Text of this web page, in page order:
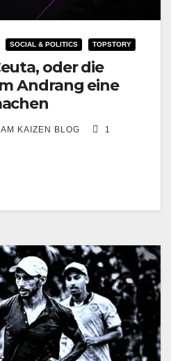
SOCIAL & POLITICS TOPSTORY
oder die
Andrang eine
KAIZEN BLOG
1